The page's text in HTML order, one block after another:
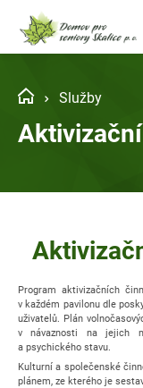
Služby
Program aktivizačních
v každém pavilonu dle
uživatelů. Plán
v návaznosti na jejich
a psychického stavu.
Kulturní a společenské
plánem, ze kterého je